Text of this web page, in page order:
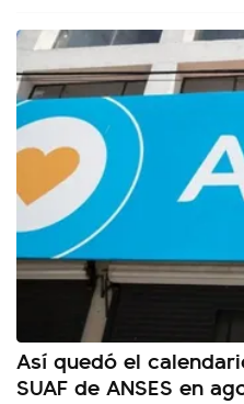
Así quedó el
SUAF de ANSES en